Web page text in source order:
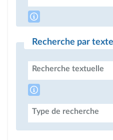
Recherche par
Recherche textuelle
Type de recherche